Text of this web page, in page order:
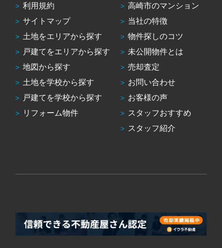
利用規約
サイトマップ
土地をエリアから探す
戸建てをエリアから探す
地図から探す
土地を学校から探す
戸建てを学校から探す
リフォーム物件
高崎市のマンション
当社の特徴
物件探しのコツ
未公開物件とは
売却査定
お問い合わせ
お客様の声
スタッフおすすめ
スタッフ紹介